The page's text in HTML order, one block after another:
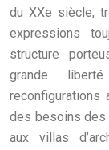
du XXe siècle,
expressions
structure
grande
reconfigurations
des besoins des
aux villas